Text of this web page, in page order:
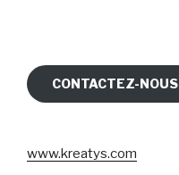
CONTACTEZ-NOUS
www.kreatys.com